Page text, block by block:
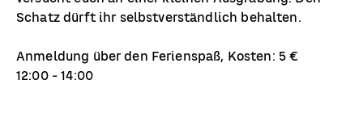
Schatz dürft ihr selbstverständlich behalten.
Anmeldung über den Ferienspaß, Kosten: 5 €
12:00 - 14:00